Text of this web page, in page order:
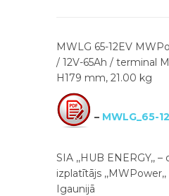
MWLG 65-12EV
/ 12V-65Ah / terminal
H179 mm, 21.00 kg
– MWLG_65-
SIA ,,HUB ENERGY,, –
izplatītājs
Igaunijā